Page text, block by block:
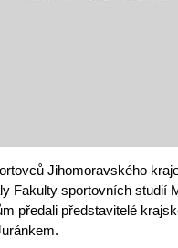
Jihomoravského
Fakulty sportovních studií
předali představitelé